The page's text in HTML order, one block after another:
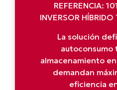
REFERENCIA:
INVERSOR
La solución
autoconsumo
almacenamiento
demandan
eficiencia